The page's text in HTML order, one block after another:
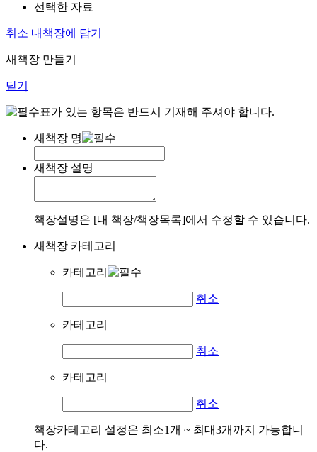
선택한 자료
취소 내책장에 담기
새책장 만들기
닫기
표가 있는 항목은 반드시 기재해 주셔야 합니다.
새책장 명
새책장 설명
책장설명은 [내 책장/책장목록]에서 수정할 수 있습니다.
새책장 카테고리
카테고리
취소
카테고리
취소
카테고리
취소
책장카테고리 설정은 최소1개 ~ 최대3개까지 가능합니
다.